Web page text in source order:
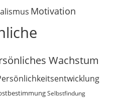
Motivation
Wachstum
Selbstfindung